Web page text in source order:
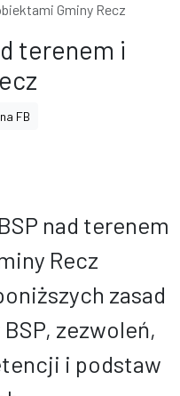
Gminy Recz
terenem i
FB
nad terenem
Recz
zasad
zezwoleń,
i podstaw